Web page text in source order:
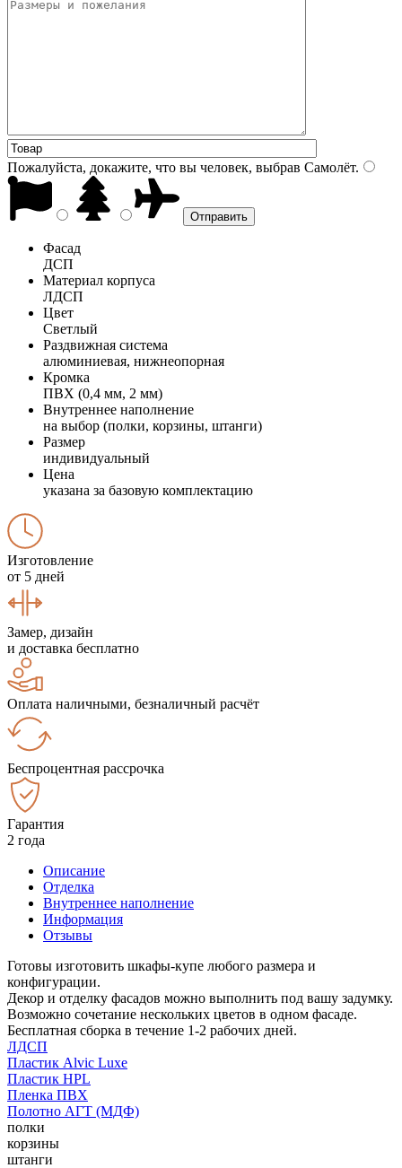
Пожалуйста, докажите, что вы человек, выбрав Самолёт.
Фасад
ДСП
Материал корпуса
ЛДСП
Цвет
Светлый
Раздвижная система
алюминиевая, нижнеопорная
Кромка
ПВХ (0,4 мм, 2 мм)
Внутреннее наполнение
на выбор (полки, корзины, штанги)
Размер
индивидуальный
Цена
указана за базовую комплектацию
Изготовление
от 5 дней
Замер, дизайн
и доставка бесплатно
Оплата наличными, безналичный расчёт
Беспроцентная рассрочка
Гарантия
2 года
Описание
Отделка
Внутреннее наполнение
Информация
Отзывы
Готовы изготовить шкафы-купе любого размера и
конфигурации.
Декор и отделку фасадов можно выполнить под вашу задумку.
Возможно сочетание нескольких цветов в одном фасаде.
Бесплатная сборка в течение 1-2 рабочих дней.
ЛДСП
Пластик Alvic Luxe
Пластик HPL
Пленка ПВХ
Полотно АГТ (МДФ)
полки
корзины
штанги